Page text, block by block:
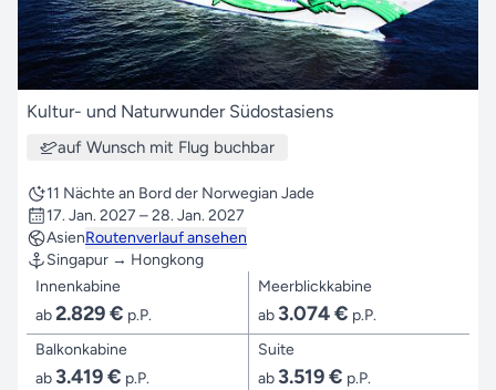
Kultur- und Naturwunder Südostasiens
auf Wunsch mit Flug buchbar
11 Nächte an Bord der Norwegian Jade
17. Jan. 2027 – 28. Jan. 2027
AsienRoutenverlauf ansehen
Singapur → Hongkong
Innenkabine
ab2.829 € p.P.
Meerblickkabine
ab 3.074 € p.P.
Balkonkabine
ab 3.419 € p.P.
Suite
ab 3.519 € p.P.